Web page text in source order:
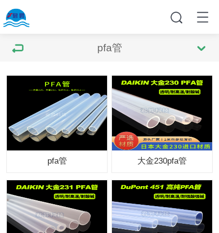
pfa管
pfa管 大金230pfa管